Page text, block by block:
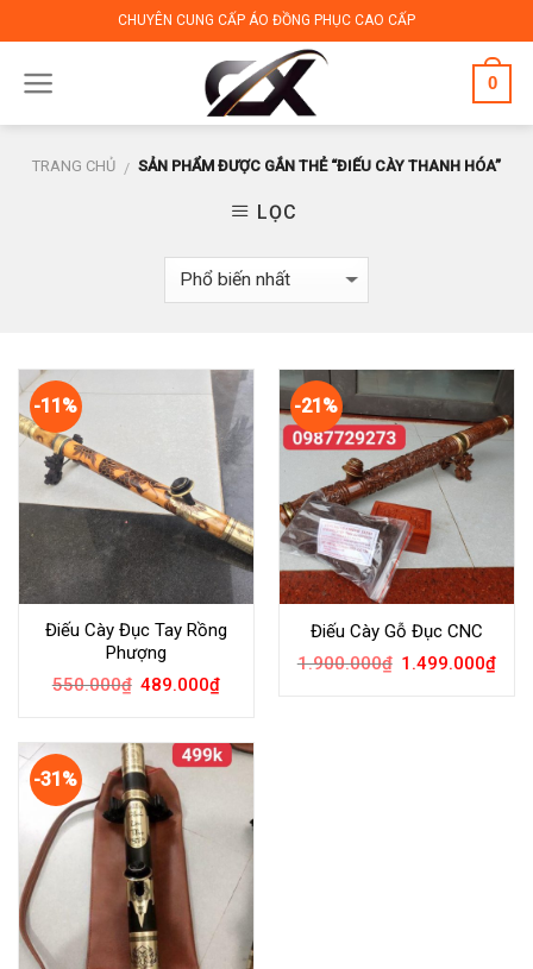
to
content
CHUYÊN CUNG CẤP ÁO ĐỒNG PHỤC CAO CẤP
0
TRANG CHỦ / SẢN PHẨM ĐƯỢC GẮN THẺ “ĐIẾU CÀY THANH HÓA”
LỌC
-11%
Điếu Cày Đục Tay Rồng
Phượng
550.000₫ 489.000₫
-21%
Điếu Cày Gỗ Đục CNC
1.900.000₫ 1.499.000₫
-31%